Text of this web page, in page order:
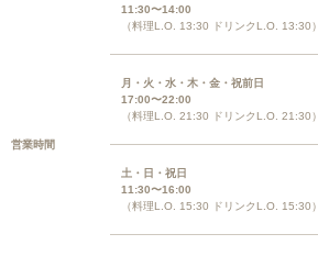
営業時間
11:30〜14:00
（料理L.O. 13:30 ドリンクL.O. 13:30）
月・火・水・木・金・祝前日
17:00〜22:00
（料理L.O. 21:30 ドリンクL.O. 21:30）
土・日・祝日
11:30〜16:00
（料理L.O. 15:30 ドリンクL.O. 15:30）